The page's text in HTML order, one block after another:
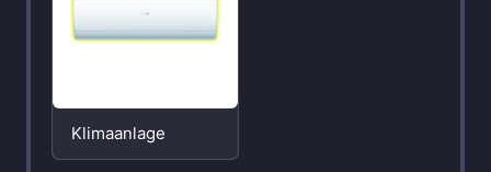
Klimaanlage